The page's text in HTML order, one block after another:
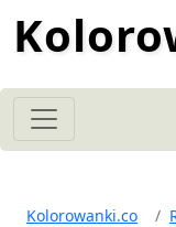
Kolorowanki.co